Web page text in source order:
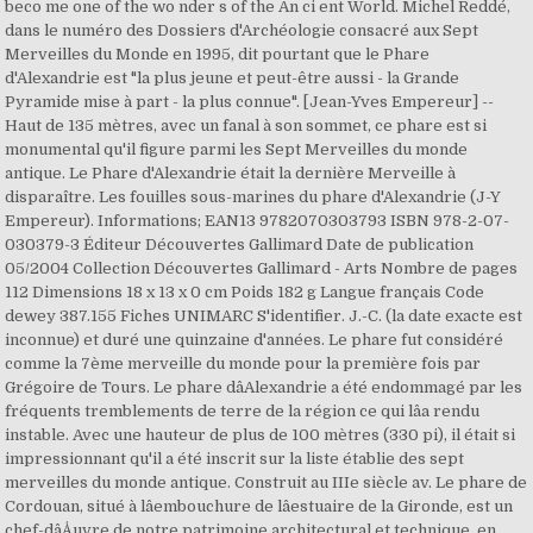
beco me one of the wo nder s of the An ci ent World. Michel Reddé,
dans le numéro des Dossiers d'Archéologie consacré aux Sept
Merveilles du Monde en 1995, dit pourtant que le Phare
d'Alexandrie est "la plus jeune et peut-être aussi - la Grande
Pyramide mise à part - la plus connue". [Jean-Yves Empereur] --
Haut de 135 mètres, avec un fanal à son sommet, ce phare est si
monumental qu'il figure parmi les Sept Merveilles du monde
antique. Le Phare d'Alexandrie était la dernière Merveille à
disparaître. Les fouilles sous-marines du phare d'Alexandrie (J-Y
Empereur). Informations; EAN13 9782070303793 ISBN 978-2-07-
030379-3 Éditeur Découvertes Gallimard Date de publication
05/2004 Collection Découvertes Gallimard - Arts Nombre de pages
112 Dimensions 18 x 13 x 0 cm Poids 182 g Langue français Code
dewey 387.155 Fiches UNIMARC S'identifier. J.-C. (la date exacte est
inconnue) et duré une quinzaine d'années. Le phare fut considéré
comme la 7ème merveille du monde pour la première fois par
Grégoire de Tours. Le phare dâAlexandrie a été endommagé par les
fréquents tremblements de terre de la région ce qui lâa rendu
instable. Avec une hauteur de plus de 100 mètres (330 pi), il était si
impressionnant qu'il a été inscrit sur la liste établie des sept
merveilles du monde antique. Construit au IIIe siècle av. Le phare de
Cordouan, situé à lâembouchure de lâestuaire de la Gironde, est un